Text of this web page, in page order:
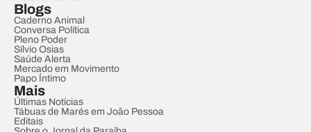
Blogs
Caderno Animal
Conversa Política
Pleno Poder
Sílvio Osias
Saúde Alerta
Mercado em Movimento
Papo Íntimo
Mais
Últimas Notícias
Tábuas de Marés em João Pessoa
Editais